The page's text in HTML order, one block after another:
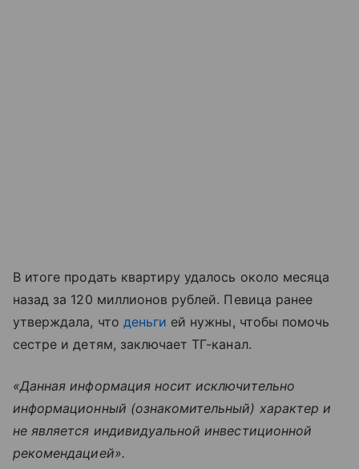
В итоге продать квартиру удалось около месяца
назад за 120 миллионов рублей. Певица ранее
утверждала, что деньги ей нужны, чтобы помочь
сестре и детям, заключает ТГ-канал.
«Данная информация носит исключительно
информационный (ознакомительный) характер и
не является индивидуальной инвестиционной
рекомендацией».